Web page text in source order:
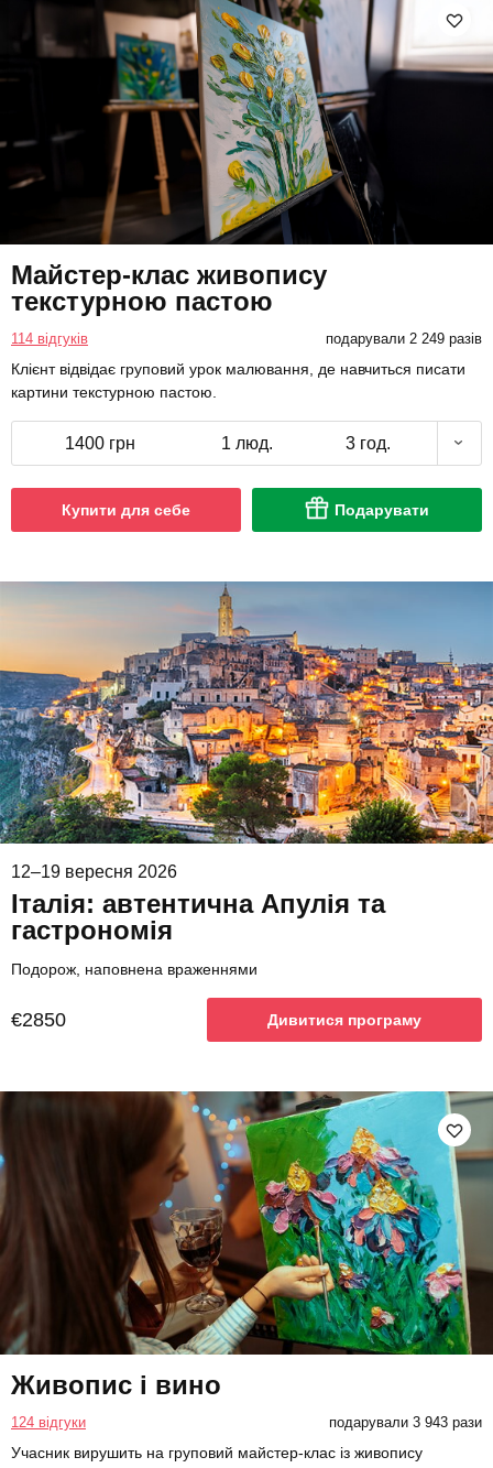
Майстер-клас живопису
текстурною пастою
114 відгуків подарували 2 249 разів
Клієнт відвідає груповий урок малювання, де навчиться писати
картини текстурною пастою.
1400 грн 1 люд. 3 год.
Купити для себе Подарувати
12–19 вересня 2026
Італія: автентична Апулія та
гастрономія
Подорож, наповнена враженнями
€2850 Дивитися програму
Живопис і вино
124 відгуки подарували 3 943 рази
Учасник вирушить на груповий майстер-клас із живопису